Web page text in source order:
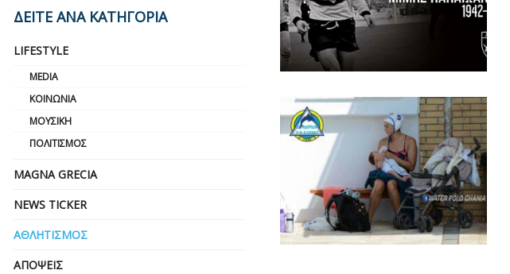
ΔΕΙΤΕ ΑΝΑ ΚΑΤΗΓΟΡΙΑ
LIFESTYLE
MEDIA
ΚΟΙΝΩΝΊΑ
ΜΟΥΣΙΚΉ
ΠΟΛΙΤΙΣΜΌΣ
MAGNA GRECIA
NEWS TICKER
ΑΘΛΗΤΙΣΜΌΣ
ΑΠΌΨΕΙΣ